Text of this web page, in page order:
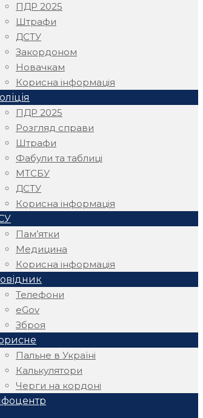
ПДР 2025
Штрафи
ДСТУ
Закордоном
Новачкам
Корисна інформація
ПДР 2025
Розгляд справи
Штрафи
Фабули та таблиці
МТСБУ
ДСТУ
Корисна інформація
Пам’ятки
Медицина
Корисна інформація
Телефони
eGov
Зброя
Пальне в Україні
Калькулятори
Черги на кордоні